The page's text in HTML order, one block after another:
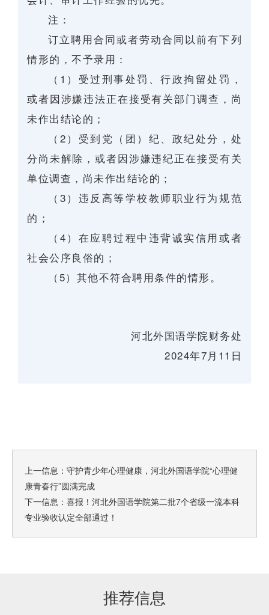
注：
订立聘用合同或者劳动合同以前有下列
情形的，不予录用：
（1）受过刑事处罚、行政拘留处罚，
或者因涉嫌违法正在接受有关部门调查，尚
未作出结论的；
（2）受到党（团）纪、政纪处分，处
分尚未解除，或者因涉嫌违纪正在接受有关
单位调查，尚未作出结论的；
（3）违反高等学校教师职业行为规范
的；
（4）在应聘过程中违背诚实信用或者
社会公序良俗的；
（5）其他不符合聘用条件的情形。
河北外国语学院财务处
2024年7月11日
上一信息： 守护青少年心理健康，河北外国语学院“心理健
康青春行”圆满完成
下一信息： 喜报！河北外国语学院第二批7个省级一流本科
专业验收认定全部通过！
推荐信息